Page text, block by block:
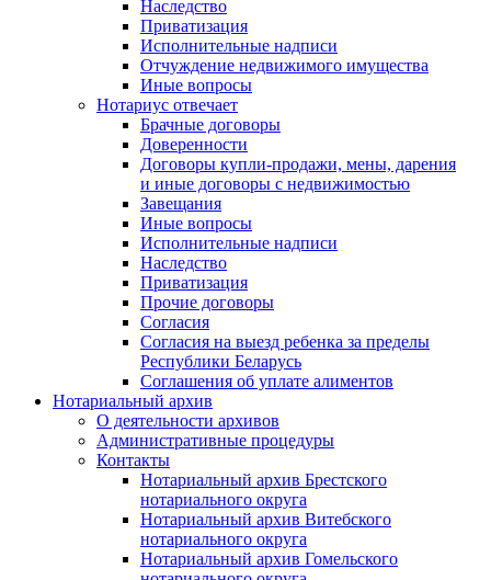
Наследство
Приватизация
Исполнительные надписи
Отчуждение недвижимого имущества
Иные вопросы
Нотариус отвечает
Брачные договоры
Доверенности
Договоры купли-продажи, мены, дарения
и иные договоры с недвижимостью
Завещания
Иные вопросы
Исполнительные надписи
Наследство
Приватизация
Прочие договоры
Согласия
Согласия на выезд ребенка за пределы
Республики Беларусь
Соглашения об уплате алиментов
Нотариальный архив
О деятельности архивов
Административные процедуры
Контакты
Нотариальный архив Брестского
нотариального округа
Нотариальный архив Витебского
нотариального округа
Нотариальный архив Гомельского